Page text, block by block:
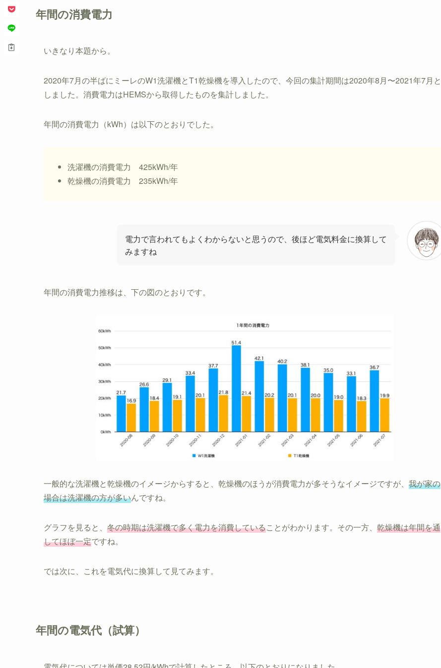
年間の消費電力
いきなり本題から。
2020年7月の半ばにミーレのW1洗濯機とT1乾燥機を導入したので、今回の集計期間は2020年8月〜2021年7月と
しました。消費電力はHEMSから取得したものを集計しました。
年間の消費電力（kWh）は以下のとおりでした。
洗濯機の消費電力 425kWh/年
乾燥機の消費電力 235kWh/年
電力で言われてもよくわからないと思うので、後ほど電気料金に換算して
みますね
年間の消費電力推移は、下の図のとおりです。
一般的な洗濯機と乾燥機のイメージからすると、乾燥機のほうが消費電力が多そうなイメージですが、 我が家の
場合は洗濯機の方が多いんですね。
グラフを見ると、 冬の時期は洗濯機で多く電力を消費していることがわかります。その一方、 乾燥機は年間を通
してほぼ一定ですね。
では次に、これを電気代に換算して見てみます。
年間の電気代（試算）